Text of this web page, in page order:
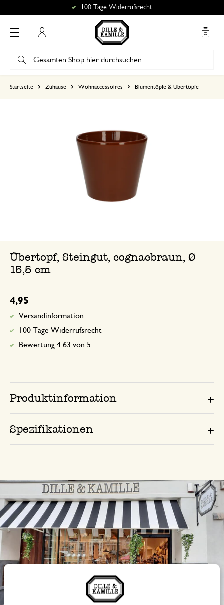
100 Tage Widerrufsrecht
Startseite Zuhause Wohnaccessoires Blumentöpfe & Übertöpfe
Übertopf, Steingut, cognacbraun, Ø
15,5 cm
4,95
Versandinformation
100 Tage Widerrufsrecht
Bewertung 4.63 von 5
Produktinformation
Spezifikationen
Immer in der Nähe